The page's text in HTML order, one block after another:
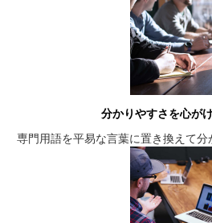
分かりやすさを心が
専門用語を平易な言葉に置き換えて分